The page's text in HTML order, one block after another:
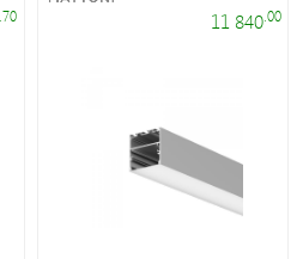
.70 11 840.00